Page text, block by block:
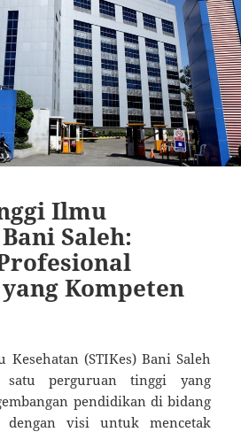
Ilmu
Saleh:
Kompeten
(STIKes) Bani Saleh
satu perguruan tinggi yang
pendidikan di bidang
dengan visi untuk mencetak